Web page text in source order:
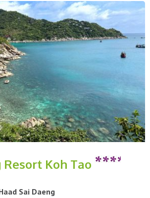
Resort Koh Tao
Sai Daeng